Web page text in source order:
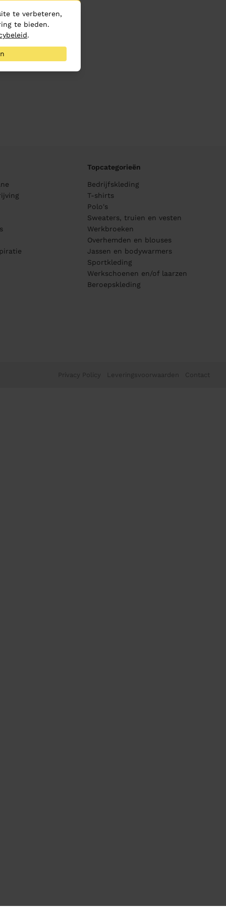
Topcategorieën
Bedrijfskleding
T-shirts
Polo's
Sweaters, truien en vesten
Werkbroeken
Overhemden en blouses
Jassen en bodywarmers
Sportkleding
Werkschoenen en/of laarzen
Beroepskleding
Privacy Policy Leveringsvoorwaarden Contact
te verbeteren,
te bieden.
.